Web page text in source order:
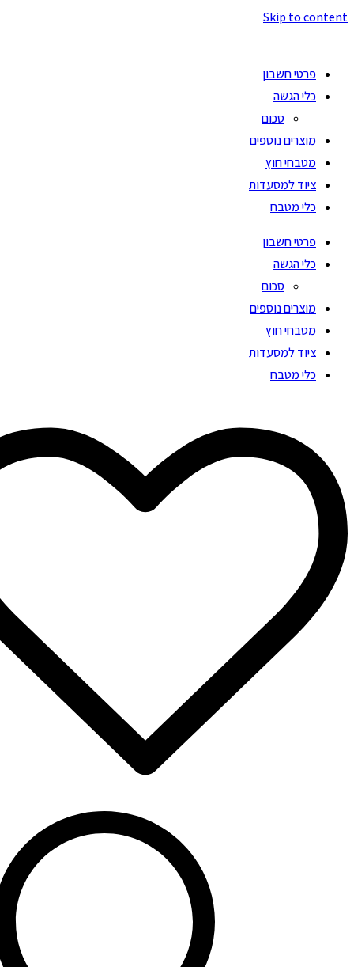
Skip to content
פרטי חשבון
כלי הגשה
סכום
מוצרים נוספים
מטבחי חוץ
ציוד למסעדות
כלי מטבח
פרטי חשבון
כלי הגשה
סכום
מוצרים נוספים
מטבחי חוץ
ציוד למסעדות
כלי מטבח